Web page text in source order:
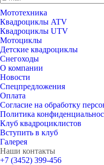
Мототехника
Квадроциклы ATV
Квадроциклы UTV
Мотоциклы
Детские квадроциклы
Снегоходы
О компании
Новости
Спецпредложения
Оплата
Согласие на обработку
Политика
Клуб квадроциклистов
Вступить в клуб
Галерея
Наши контакты
+7 (3452) 399-456